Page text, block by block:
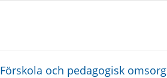
Förskola och pedagogisk omsorg